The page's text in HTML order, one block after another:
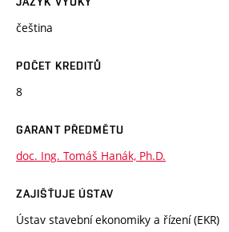
čeština
POČET KREDITŮ
8
GARANT PŘEDMĚTU
doc. Ing. Tomáš Hanák, Ph.D.
ZAJIŠŤUJE ÚSTAV
Ústav stavební ekonomiky a řízení (EKR)